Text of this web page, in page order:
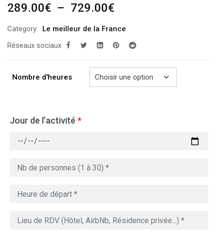
289.00€ – 729.00€Plage
prix :
289.00€
729.00€
Category:
Le meilleur de la France
Réseaux sociaux
Nombre d'heures
Jour de l’activité *